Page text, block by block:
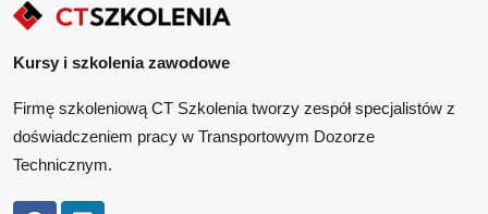
Kursy i szkolenia zawodowe
Firmę szkoleniową CT Szkolenia tworzy zespół specjalistów z
doświadczeniem pracy w Transportowym Dozorze
Technicznym.